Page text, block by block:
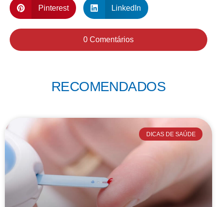
Pinterest LinkedIn
0 Comentários
RECOMENDADOS
DICAS DE SAÚDE